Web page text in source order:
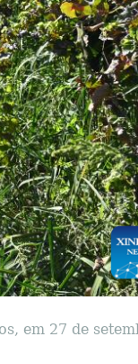
em 27 de